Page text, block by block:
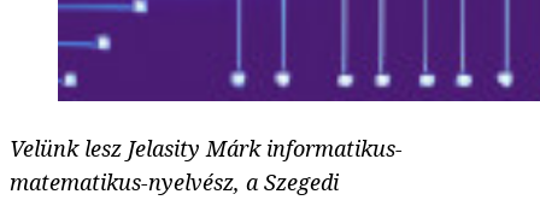
Velünk lesz Jelasity Márk informatikus-
matematikus-nyelvész, a Szegedi